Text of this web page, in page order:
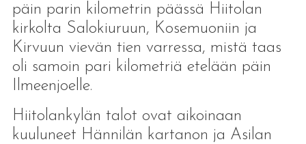
päin parin kilometrin päässä Hiitolan
kirkolta Salokiuruun, Kosemuoniin ja
Kirvuun vievän tien varressa, mistä taas
oli samoin pari kilometriä etelään päin
Ilmeenjoelle.
Hiitolankylän talot ovat aikoinaan
kuuluneet Hännilän kartanon ja Asilan